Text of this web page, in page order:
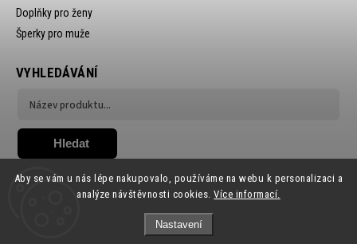
Aby se vám u nás lépe nakupovalo, používáme na webu k personalizaci a
analýze návštěvnosti cookies.Více informací.
Nastavení
Doplňky pro ženy
Šperky pro muže
VYHLEDÁVÁNÍ
Hledat